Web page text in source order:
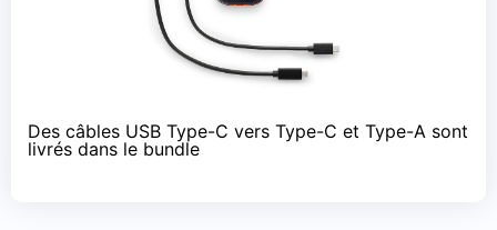
Des câbles USB Type-C vers Type-C et Type-A sont
livrés dans le bundle